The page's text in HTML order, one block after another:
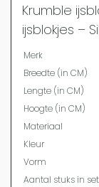
Krumble
ijsblokjes –
Merk
Breedte (in CM)
Lengte (in CM)
Hoogte (in CM)
Materiaal
Kleur
Vorm
Aantal stuks in set